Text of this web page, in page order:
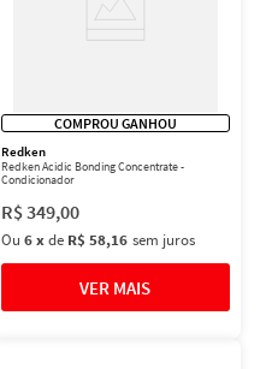
COMPROU GANHOU
Redken
Redken Acidic Bonding Concentrate -
Condicionador
R$349,00
Ou 6 xde R$ 58,16 sem juros